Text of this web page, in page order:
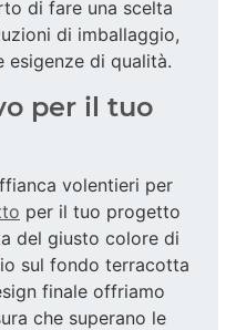
di fare una scelta
di imballaggio,
esigenze di qualità.
per il tuo
volentieri per
per il tuo progetto
del giusto colore di
sul fondo terracotta
finale offriamo
che superano le